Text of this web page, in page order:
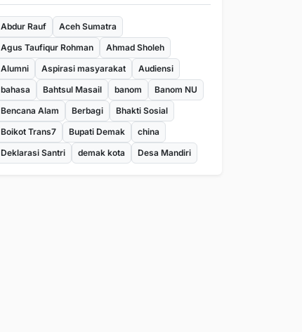
Abdur Rauf
Aceh Sumatra
Agus Taufiqur Rohman
Ahmad Sholeh
Alumni
Aspirasi masyarakat
Audiensi
bahasa
Bahtsul Masail banom
Banom NU
Bencana Alam
Berbagi
Bhakti Sosial
Boikot Trans7
Bupati Demak
china
Deklarasi Santri
demak kota Desa Mandiri